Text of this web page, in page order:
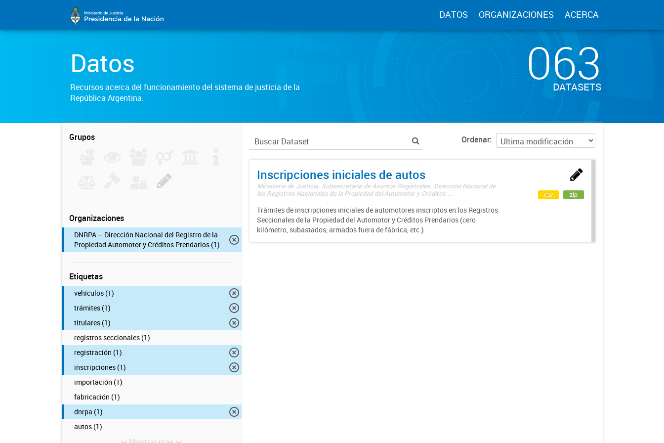
DATOS ORGANIZACIONES ACERCA
Datos
Recursos acerca del funcionamiento del sistema de justicia de la
República Argentina.
063
DATASETS
Grupos
Organizaciones
DNRPA – Dirección Nacional del Registro de la
Propiedad Automotor y Créditos Prendarios (1)
Etiquetas
vehículos (1)
trámites (1)
titulares (1)
registros seccionales (1)
registración (1)
inscripciones (1)
importación (1)
fabricación (1)
dnrpa (1)
autos (1)
Ordenar
Inscripciones iniciales de autos
Ministerio de Justicia. Subsecretaría de Asuntos Registrales. Dirección Nacional de
los Registros Nacionales de la Propiedad del Automotor y Créditos ...
Trámites de inscripciones iniciales de automotores inscriptos en los Registros
Seccionales de la Propiedad del Automotor y Créditos Prendarios (cero
kilómetro, subastados, armados fuera de fábrica, etc.)
csv zip